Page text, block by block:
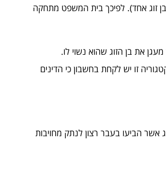
זוג אחד). לפיכך בית המשפט מתחקה
את בן הזוג שהוא נשוי לו.
זו יש לקחת בחשבון כי הדינים
אשר הביעו בעבר רצון לנתק מחויבות